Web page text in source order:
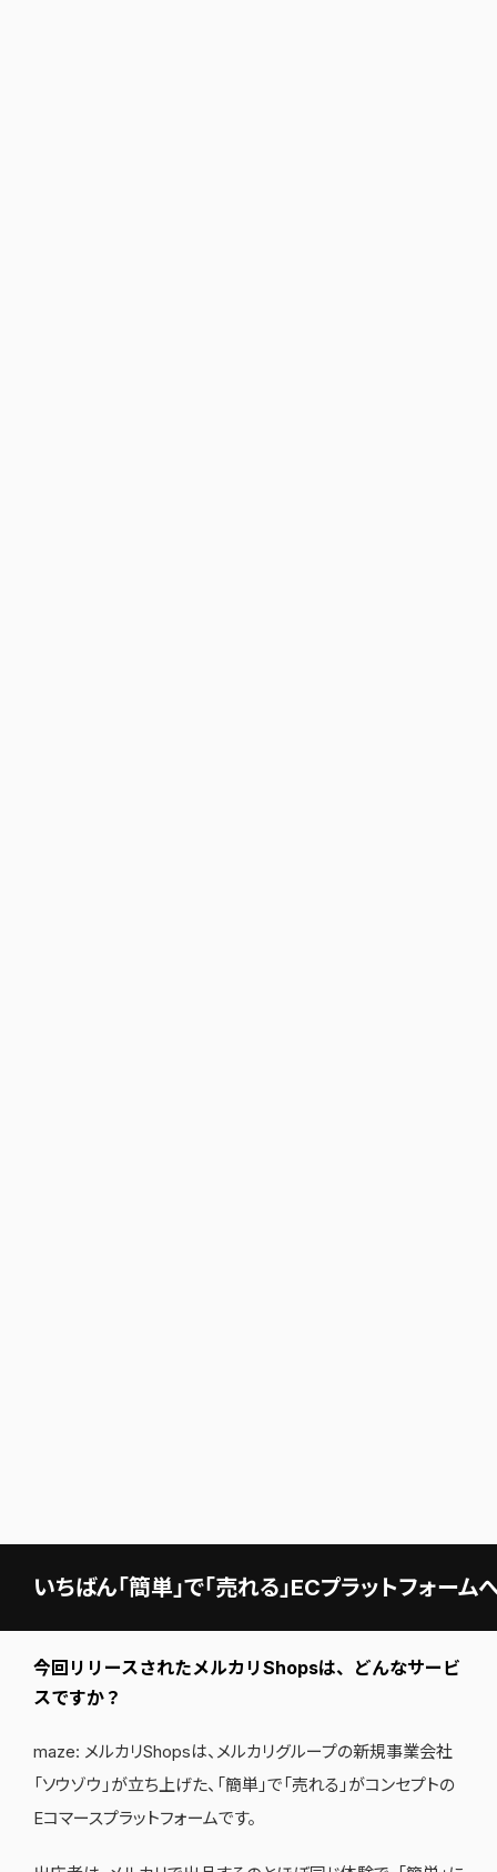
いちばん「簡単」で「売れる」ECプラットフォーム
今回リリースされたメルカリShopsは、どんなサービ
スですか？
maze: メルカリShopsは、メルカリグループの新規事業会社
「ソウゾウ」が立ち上げた、「簡単」で「売れる」がコンセプトの
Eコマースプラットフォームです。